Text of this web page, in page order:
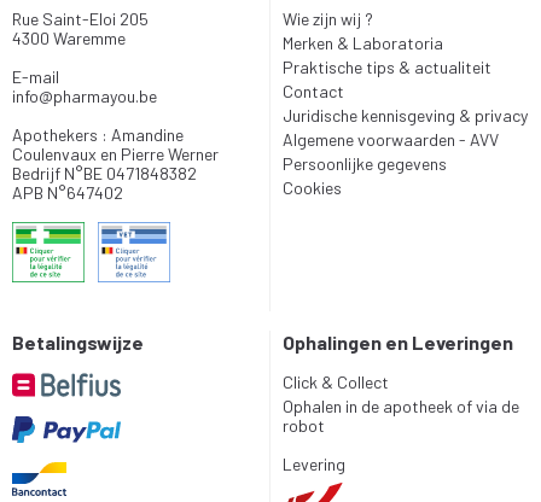
Rue Saint-Eloi 205
4300 Waremme
E-mail
info@pharmayou.be
Apothekers : Amandine
Coulenvaux en Pierre Werner
Bedrijf N°BE 0471848382
APB N°647402
Wie zijn wij ?
Merken & Laboratoria
Praktische tips & actualiteit
Contact
Juridische kennisgeving & privacy
Algemene voorwaarden - AVV
Persoonlijke gegevens
Cookies
Betalingswijze Ophalingen en Leveringen
Click & Collect
Ophalen in de apotheek of via de
robot
Levering